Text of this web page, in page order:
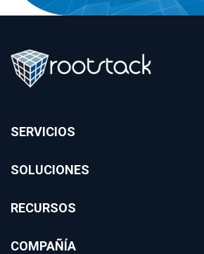
SERVICIOS
SOLUCIONES
RECURSOS
COMPAÑÍA